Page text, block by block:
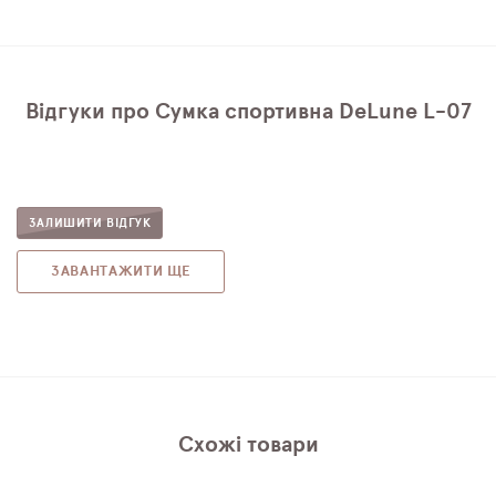
Відгуки про Сумка спортивна DeLune L-07
ЗАЛИШИТИ ВІДГУК
ЗАВАНТАЖИТИ ЩЕ
Схожі товари